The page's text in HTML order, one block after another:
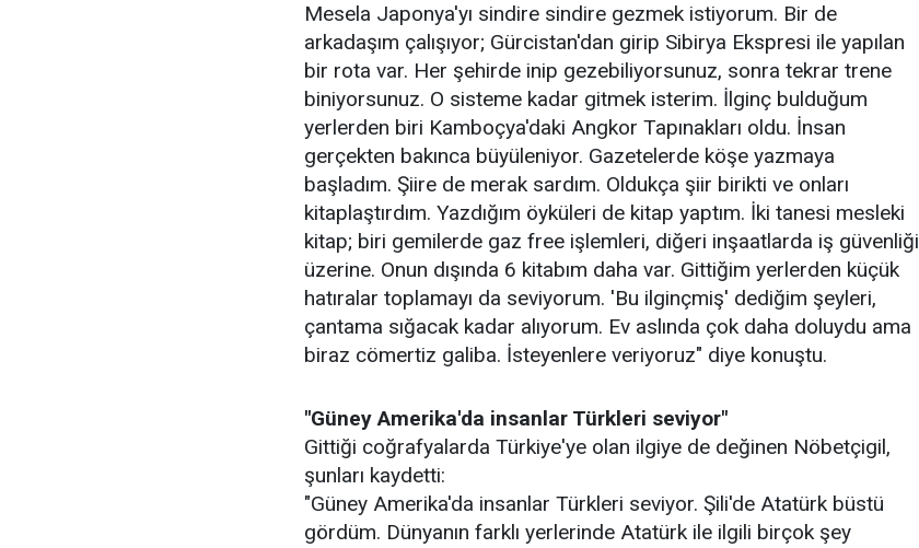
Mesela Japonya'yı sindire sindire gezmek istiyorum. Bir de
arkadaşım çalışıyor; Gürcistan'dan girip Sibirya Ekspresi ile yapılan
bir rota var. Her şehirde inip gezebiliyorsunuz, sonra tekrar trene
biniyorsunuz. O sisteme kadar gitmek isterim. İlginç bulduğum
yerlerden biri Kamboçya'daki Angkor Tapınakları oldu. İnsan
gerçekten bakınca büyüleniyor. Gazetelerde köşe yazmaya
başladım. Şiire de merak sardım. Oldukça şiir birikti ve onları
kitaplaştırdım. Yazdığım öyküleri de kitap yaptım. İki tanesi mesleki
kitap; biri gemilerde gaz free işlemleri, diğeri inşaatlarda iş güvenliği
üzerine. Onun dışında 6 kitabım daha var. Gittiğim yerlerden küçük
hatıralar toplamayı da seviyorum. 'Bu ilginçmiş' dediğim şeyleri,
çantama sığacak kadar alıyorum. Ev aslında çok daha doluydu ama
biraz cömertiz galiba. İsteyenlere veriyoruz" diye konuştu.
"Güney Amerika'da insanlar Türkleri seviyor"
Gittiği coğrafyalarda Türkiye'ye olan ilgiye de değinen Nöbetçigil,
şunları kaydetti:
"Güney Amerika'da insanlar Türkleri seviyor. Şili'de Atatürk büstü
gördüm. Dünyanın farklı yerlerinde Atatürk ile ilgili birçok şey